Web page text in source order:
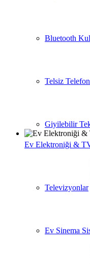
Bluetooth
Telsiz
Giyilebilir
Ev Elektroniği &
Televizyonlar
Ev Sinema